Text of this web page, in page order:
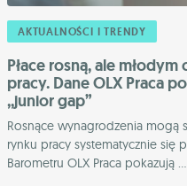
AKTUALNOŚCI I TRENDY
Płace rosną, ale
pracy. Dane OLX Praca
,,junior gap”
Rosnące wynagrodzenia mogą
rynku pracy systematycznie się
Barometru OLX Praca pokazują ...